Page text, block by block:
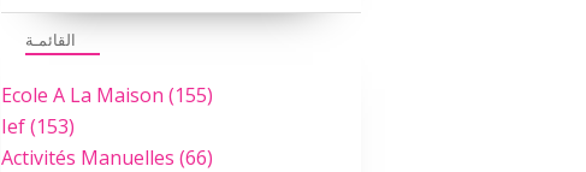
القائمـة
Ecole A La Maison (155)
Ief(153)
Activités Manuelles (66)